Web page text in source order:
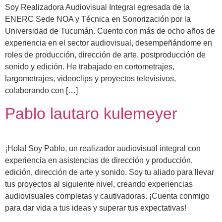
Soy Realizadora Audiovisual Integral egresada de la
ENERC Sede NOA y Técnica en Sonorización por la
Universidad de Tucumán. Cuento con más de ocho años de
experiencia en el sector audiovisual, desempeñándome en
roles de producción, dirección de arte, postproducción de
sonido y edición. He trabajado en cortometrajes,
largometrajes, videoclips y proyectos televisivos,
colaborando con […]
Pablo lautaro kulemeyer
¡Hola! Soy Pablo, un realizador audiovisual integral con
experiencia en asistencias de dirección y producción,
edición, dirección de arte y sonido. Soy tu aliado para llevar
tus proyectos al siguiente nivel, creando experiencias
audiovisuales completas y cautivadoras. ¡Cuenta conmigo
para dar vida a tus ideas y superar tus expectativas!